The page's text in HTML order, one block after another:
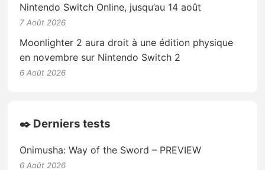
Nintendo Switch Online, jusqu’au 14 août
7 Août 2026
Moonlighter 2 aura droit à une édition physique
en novembre sur Nintendo Switch 2
6 Août 2026
✒️ Derniers tests
Onimusha: Way of the Sword – PREVIEW
6 Août 2026